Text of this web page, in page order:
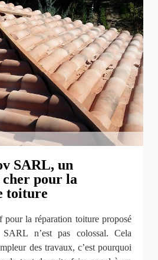
SARL, un
pour la
toiture
pour la réparation toiture proposé
n’est pas colossal. Cela
des travaux, c’est pourquoi